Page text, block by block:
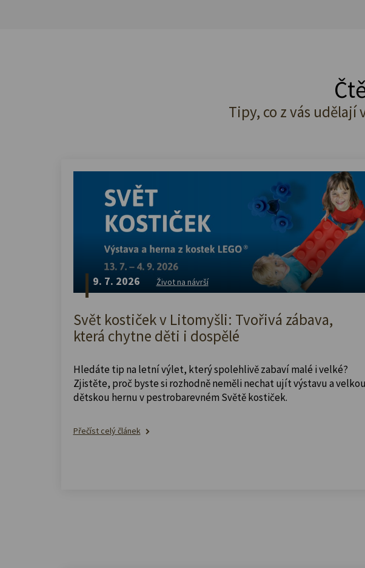
Tipy, co z vás udělají
9. 7. 2026 Život na návrší
Svět kostiček v Litomyšli: Tvořivá zábava,
která chytne děti i dospělé
Hledáte tip na letní výlet, který spolehlivě zabaví malé i velké?
Zjistěte, proč byste si rozhodně neměli nechat ujít výstavu a velkou
dětskou hernu v pestrobarevném Světě kostiček.
Přečíst celý článek